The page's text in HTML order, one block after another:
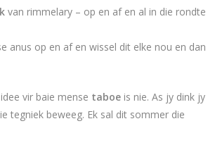
van rimmelary – op en af en al in die rondte
anus op en af en wissel dit elke nou en dan
vir baie mense taboe is nie. As jy dink jy
tegniek beweeg. Ek sal dit sommer die